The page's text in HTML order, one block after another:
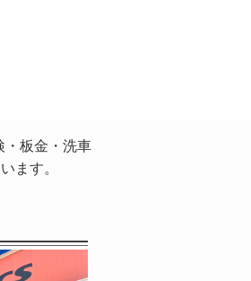
・板金・洗車
ます。